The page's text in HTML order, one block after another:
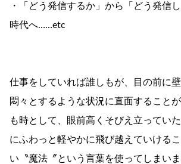
・「どう発信するか」から「どう発信
時代へ……etc
仕事をしていれば誰しもが、目の前に壁
悶々とするような状況に直面すること
も時として、眼前高くそびえ立ってい
にふわっと軽やかに飛び越えていける
い〝魔法〞という言葉を使ってしまい